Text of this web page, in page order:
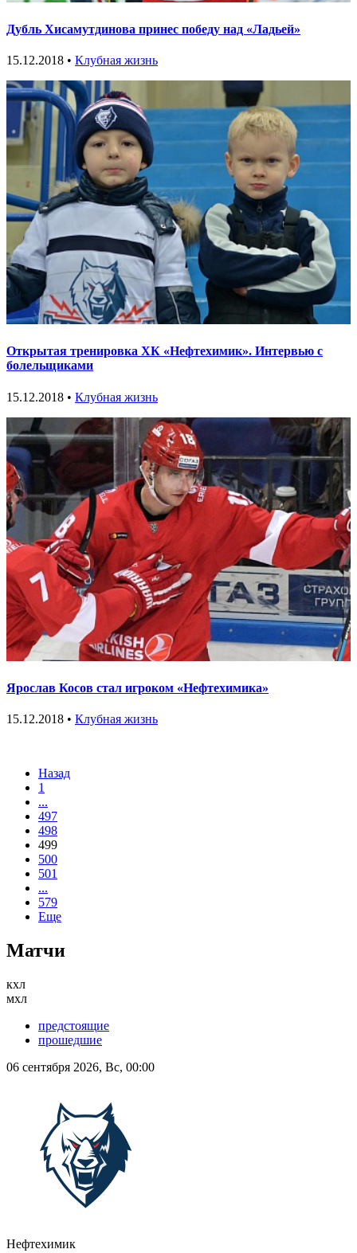
Дубль Хисамутдинова принес победу над «Ладьей»
15.12.2018 • Клубная жизнь
Открытая тренировка ХК «Нефтехимик». Интервью с
болельщиками
15.12.2018 • Клубная жизнь
Ярослав Косов стал игроком «Нефтехимика»
15.12.2018 • Клубная жизнь
Назад
1
...
497
498
499
500
501
...
579
Еще
Матчи
кхл
мхл
предстоящие
прошедшие
06 сентября 2026, Вс, 00:00
Нефтехимик